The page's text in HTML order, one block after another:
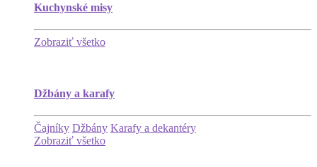
Kuchynské misy
Zobraziť všetko
Džbány a karafy
Čajníky Džbány Karafy a dekantéry
Zobraziť všetko